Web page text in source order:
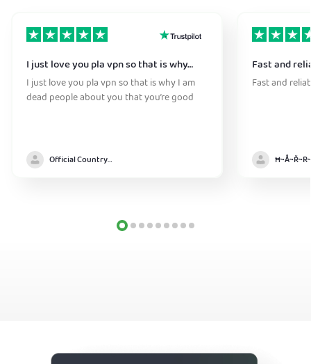
I just love you pla vpn so that is why…
I just love you pla vpn so that is why I am
dead people about you that you’re good
Official Country model
Fast and
Fast and